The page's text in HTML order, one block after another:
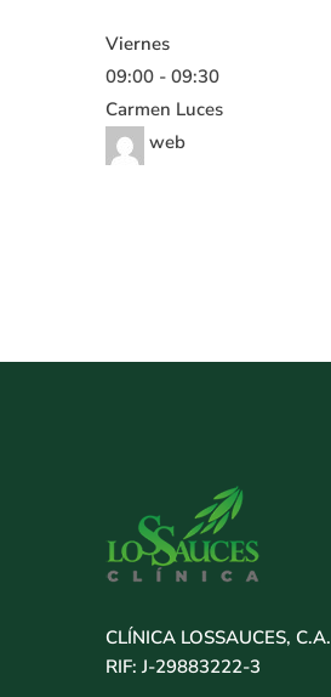
Viernes
09:00 - 09:30
Carmen Luces
web
CLÍNICA LOSSAUCES, C.A.
RIF: J-29883222-3